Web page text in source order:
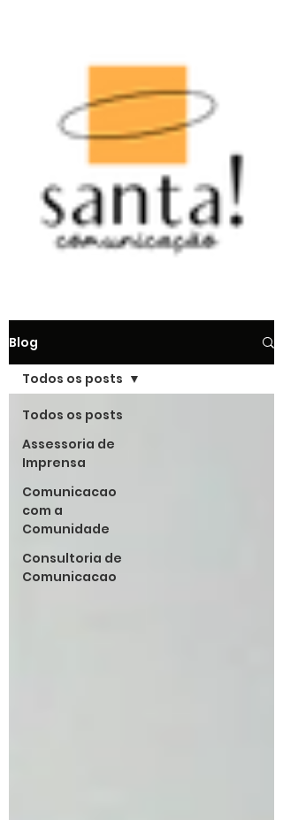
Blog
Todos os posts
Assessoria de
Imprensa
Comunicacao
com a
Comunidade
Consultoria de
Comunicacao
Todos os posts